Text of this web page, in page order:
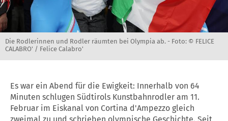
Die Rodlerinnen und Rodler räumten bei Olympia ab. - Foto: © FELICE
CALABRO' / Felice Calabro'
Es war ein Abend für die Ewigkeit: Innerhalb von 64
Minuten schlugen Südtirols Kunstbahnrodler am 11.
Februar im Eiskanal von Cortina d'Ampezzo gleich